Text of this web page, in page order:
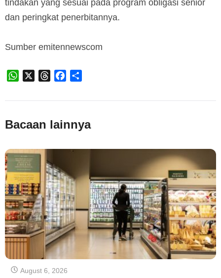
tindakan yang sesuai pada program obligasi senior
dan peringkat penerbitannya.
Sumber emitennewscom
WhatsApp ThreadsFacebook
Bacaan lainnya
August 6, 2026